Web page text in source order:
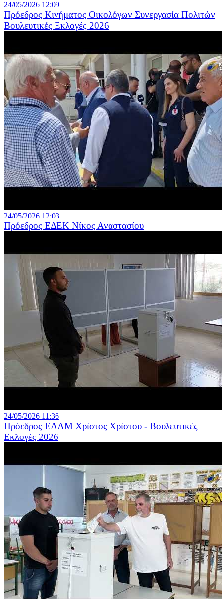
24/05/2026 12:09
Πρόεδρος Κινήματος Οικολόγων Συνεργασία Πολιτών
Βουλευτικές Εκλογές 2026
24/05/2026 12:03
Πρόεδρος ΕΔΕΚ Νίκος Αναστασίου
24/05/2026 11:36
Πρόεδρος ΕΛΑΜ Χρίστος Χρίστου - Βουλευτικές
Εκλογές 2026